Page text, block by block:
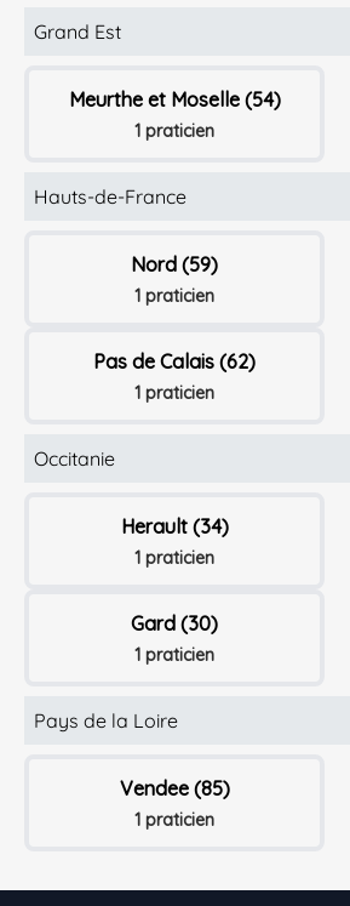
Grand Est
Meurthe et Moselle (54)
1 praticien
Hauts-de-France
Nord (59)
1 praticien
Pas de Calais (62)
1 praticien
Occitanie
Herault (34)
1 praticien
Gard (30)
1 praticien
Pays de la Loire
Vendee (85)
1 praticien